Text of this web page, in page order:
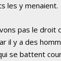
les y menaient.
pas le droit
il y a des
se battent